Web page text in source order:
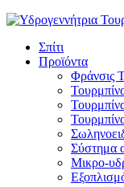
Σπίτι
Προϊόντα
Φράνσις
Σύστημα
Μικρο-